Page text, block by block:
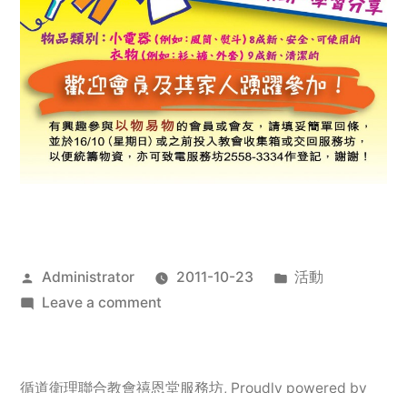
Posted
by
Administrator 2011-10-23
Posted
活動
Leave a commenton
服
循道衛理聯合教會禧恩堂服務坊, Proudly powered by